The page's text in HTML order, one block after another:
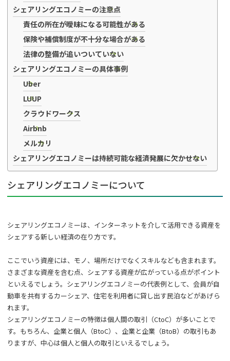
シェアリングエコノミーの注意点
責任の所在が曖昧になる可能性がある
保険や補償制度が不十分な場合がある
法律の整備が追いついていない
シェアリングエコノミーの具体事例
Uber
LUUP
クラウドワークス
Airbnb
メルカリ
シェアリングエコノミーは持続可能な経済発展に欠かせない
シェアリングエコノミーについて
シェアリングエコノミーは、インターネットを介して活用できる資産を
シェアする新しい経済の在り方です。
ここでいう資産には、モノ、場所だけでなくスキルなども含まれます。
さまざまな資産を含む点、シェアする資産が広がっている点がポイント
といえるでしょう。シェアリングエコノミーの代表例として、会員が自
動車を共有するカーシェア、住宅を利用者に貸し出す民泊などがあげら
れます。
シェアリングエコノミーの特徴は個人間の取引（CtoC）が多いことで
す。もちろん、企業と個人（BtoC）、企業と企業（BtoB）の取引もあ
りますが、中心は個人と個人の取引といえるでしょう。